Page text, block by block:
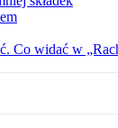
Co widać w